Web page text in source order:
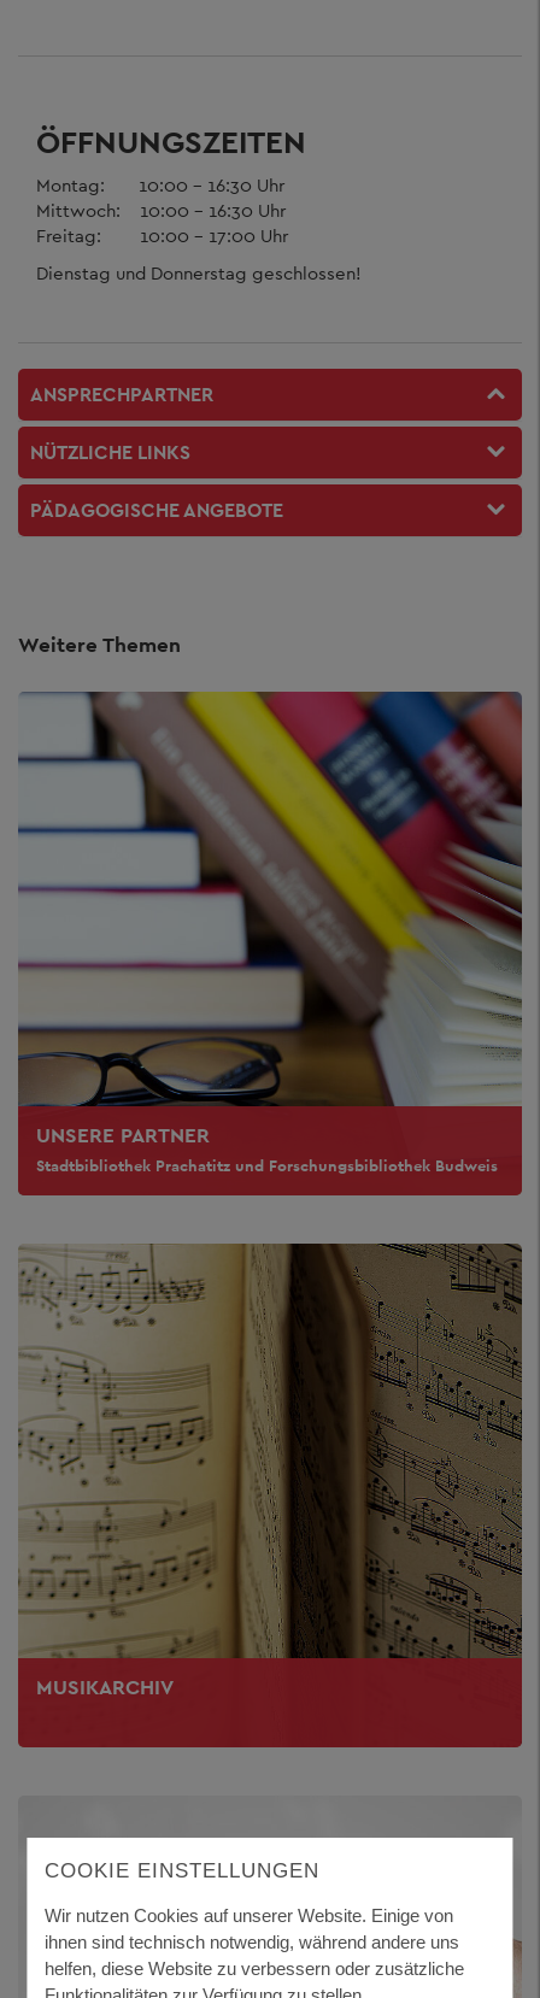
ÖFFNUNGSZEITEN
Montag: 10:00 - 16:30 Uhr
Mittwoch: 10:00 - 16:30 Uhr
Freitag: 10:00 - 17:00 Uhr
Dienstag und Donnerstag geschlossen!
ANSPRECHPARTNER
NÜTZLICHE LINKS
PÄDAGOGISCHE ANGEBOTE
Weitere Themen
UNSERE PARTNER
Stadtbibliothek Prachatitz und Forschungsbibliothek Budweis
MUSIKARCHIV
COOKIE EINSTELLUNGEN
Wir nutzen Cookies auf unserer Website. Einige von
ihnen sind technisch notwendig, während andere uns
helfen, diese Website zu verbessern oder zusätzliche